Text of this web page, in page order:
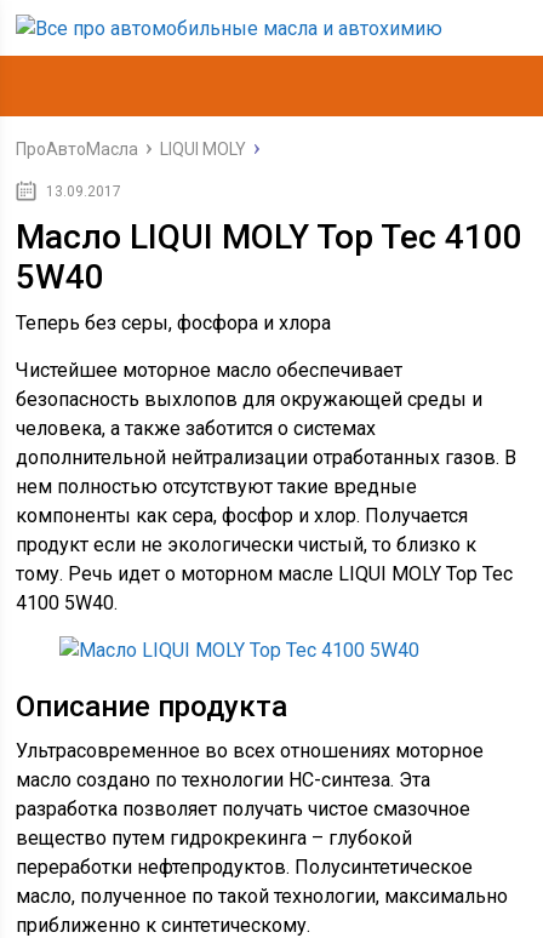
ПроАвтоМасла LIQUI MOLY
13.09.2017
Масло LIQUI MOLY Top Tec 4100
5W40
Теперь без серы, фосфора и хлора
Чистейшее моторное масло обеспечивает
безопасность выхлопов для окружающей среды и
человека, а также заботится о системах
дополнительной нейтрализации отработанных газов. В
нем полностью отсутствуют такие вредные
компоненты как сера, фосфор и хлор. Получается
продукт если не экологически чистый, то близко к
тому. Речь идет о моторном масле LIQUI MOLY Top Tec
4100 5W40.
Описание продукта
Ультрасовременное во всех отношениях моторное
масло создано по технологии НС-синтеза. Эта
разработка позволяет получать чистое смазочное
вещество путем гидрокрекинга – глубокой
переработки нефтепродуктов. Полусинтетическое
масло, полученное по такой технологии, максимально
приближенно к синтетическому.